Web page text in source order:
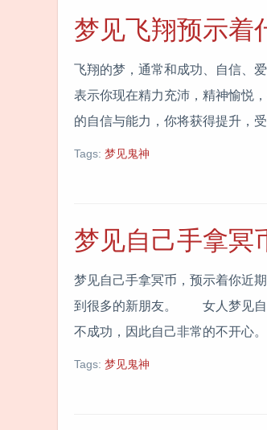
梦见飞翔预示着
飞翔的梦，通常和成功、自信
表示你现在精力充沛，精神愉悦
的自信与能力，你将获得提升，
Tags: 梦见鬼神
梦见自己手拿冥
梦见自己手拿冥币，预示着你近
到很多的新朋友。 女人梦见自
不成功，因此自己非常的不开
Tags: 梦见鬼神